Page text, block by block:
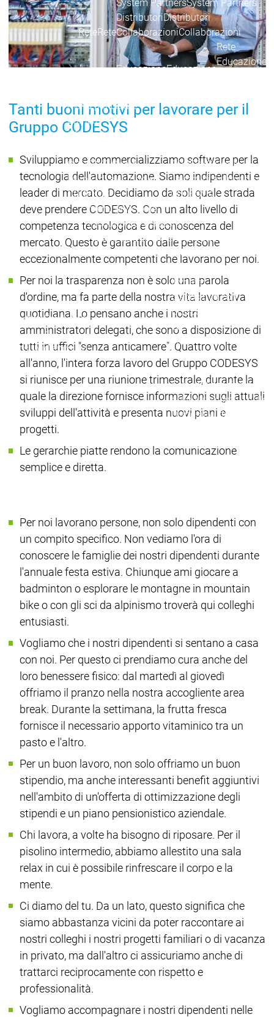
ReteRete
System PartnersSystem Partners
DistributoriDistributori
CollaborazioniCollaborazioni
EducazioneEducazione
Rete
Educazione
menu principale
Carriera
Offerte di lavoro attuali
CODESYS Group
CODESYS Group
Lavoro di sviluppo su
CODESYS
Lavoro di sviluppo su
CODESYS
Produttori
dispositivi
Produttori
di
dispositivi
menu principale
Produttori di dispositivi
Perché CODESYSPerché CODESYS
CODESYS
per voi
CODESYS
Produttori di dispositivi
CODESYS per voi
Il vostro
dispositivo con
CODESYS
Le
personalizzazioni
del dispositivo
Le
Le
personalizzazioni
dello strumento
Le
dello
Dispositivi di
Services
Services
Persona di contattoPersona di contatto
Tanti buoni motivi per lavorare per il
Gruppo CODESYS
Sviluppiamo e commercializziamo software per la
tecnologia dell'automazione. Siamo indipendenti e
leader di mercato. Decidiamo da soli quale strada
deve prendere CODESYS. Con un alto livello di
competenza tecnologica e di conoscenza del
mercato. Questo è garantito dalle persone
eccezionalmente competenti che lavorano per noi.
Per noi la trasparenza non è solo una parola
d'ordine, ma fa parte della nostra vita lavorativa
quotidiana. Lo pensano anche i nostri
amministratori delegati, che sono a disposizione di
tutti in uffici "senza anticamere". Quattro volte
all'anno, l'intera forza lavoro del Gruppo CODESYS
si riunisce per una riunione trimestrale, durante la
quale la direzione fornisce informazioni sugli attuali
sviluppi dell'attività e presenta nuovi piani e
progetti.
Le gerarchie piatte rendono la comunicazione
semplice e diretta.
Per noi lavorano persone, non solo dipendenti con
un compito specifico. Non vediamo l'ora di
conoscere le famiglie dei nostri dipendenti durante
l'annuale festa estiva. Chiunque ami giocare a
badminton o esplorare le montagne in mountain
bike o con gli sci da alpinismo troverà qui colleghi
entusiasti.
Vogliamo che i nostri dipendenti si sentano a casa
con noi. Per questo ci prendiamo cura anche del
loro benessere fisico: dal martedì al giovedì
offriamo il pranzo nella nostra accogliente area
break. Durante la settimana, la frutta fresca
fornisce il necessario apporto vitaminico tra un
pasto e l'altro.
Per un buon lavoro, non solo offriamo un buon
stipendio, ma anche interessanti benefit aggiuntivi
nell'ambito di un'offerta di ottimizzazione degli
stipendi e un piano pensionistico aziendale.
Chi lavora, a volte ha bisogno di riposare. Per il
pisolino intermedio, abbiamo allestito una sala
relax in cui è possibile rinfrescare il corpo e la
mente.
Ci diamo del tu. Da un lato, questo significa che
siamo abbastanza vicini da poter raccontare ai
nostri colleghi i nostri progetti familiari o di vacanza
in privato, ma dall'altro ci assicuriamo anche di
trattarci reciprocamente con rispetto e
professionalità.
Vogliamo accompagnare i nostri dipendenti nelle